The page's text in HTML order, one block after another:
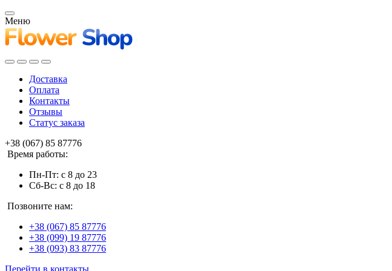
Меню
Доставка
Оплата
Контакты
Отзывы
Статус заказа
+38 (067) 85 87776
Время работы:
Пн-Пт: с 8 до 23
Сб-Вс: с 8 до 18
Позвоните нам:
+38 (067) 85 87776
+38 (099) 19 87776
+38 (093) 83 87776
Перейти в контакты